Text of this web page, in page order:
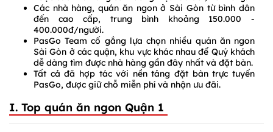
Các nhà hàng, quán ăn ngon ở Sài Gòn từ bình dân
đến cao cấp, trung bình khoảng 150.000 -
400.000đ/người.
PasGo Team cố gắng lựa chọn nhiều quán ăn ngon
Sài Gòn ở các quận, khu vực khác nhau để Quý khách
dễ dàng tìm được nhà hàng gần đây nhất và đặt bàn.
Tất cả đã hợp tác với nền tảng đặt bàn trực tuyến
PasGo, được giữ chỗ miễn phí và nhận ưu đãi.
I. Top quán ăn ngon Quận 1